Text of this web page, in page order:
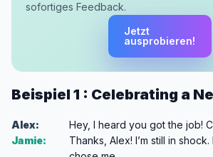
sofortiges Feedback.
Jetzt
ausprobieren!
Beispiel 1 : Celebrating a
Alex:
Hey, I heard you got the job!
Jamie:
Thanks, Alex! I’m still in